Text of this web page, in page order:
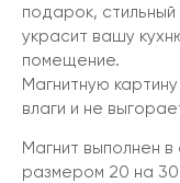
подарок,
украсит вашу
помещение.
Магнитную
влаги и не
Магнит выполнен
размером 20 на